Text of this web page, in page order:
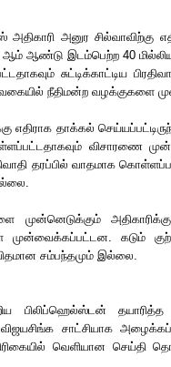
அதிகாரி அனுர சில்வாவிற்கு
ஆம் ஆண்டு இடம்பெற்ற 40
சுட்டிக்காட்டிய
வகையில் நீதிமன்ற வழக்குகளை
தாக்கல்
விசாரணை
தரப்பில் வாதமாக
முன்வைக்கப்பட்டன. கடும்
சம்பந்தமும் இல்லை.
பிலிப்ஹெல்ஸ்டன் தயாரித்த
விஜயசிங்க சாட்சியாக
வெளியான செய்தி